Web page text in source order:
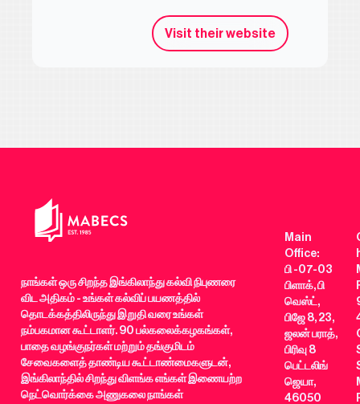
Visit their website
நாங்கள் ஒரு சிறந்த இங்கிலாந்து கல்வி நிபுணரை
விட அதிகம் - உங்கள் கல்விப் பயணத்தில்
தொடக்கத்திலிருந்து இறுதி வரை உங்கள்
நம்பகமான கூட்டாளர். 90 பல்கலைக்கழகங்கள்,
பாதை வழங்குநர்கள் மற்றும் தங்குமிடம்
சேவைகளைத் தாண்டிய கூட்டாண்மைகளுடன்,
இங்கிலாந்தில் சிறந்து விளங்க எங்கள் இணையற்ற
நெட்வொர்க்கை அணுகலை நாங்கள்
Main
Office:
பி -07-03
பிளாக், பி
வெஸ்ட்,
பிஜே 8, 23,
ஜலன் பராத்,
பிரிவு 8
பெட்டலிங்
ஜெயா,
46050